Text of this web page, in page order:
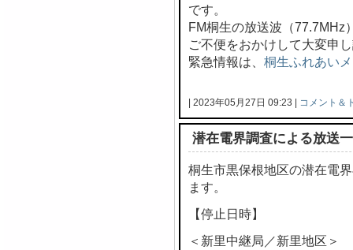
です。
FM桐生の放送波（77.7MHz
ご不便をおかけして大変申
緊急情報は、 桐生ふれあい
| 2023年05月27日 09:23 | コメント＆
潜在電界調査による放送
桐生市黒保根地区の潜在電
ます。
【停止日時】
＜新里中継局／新里地区＞